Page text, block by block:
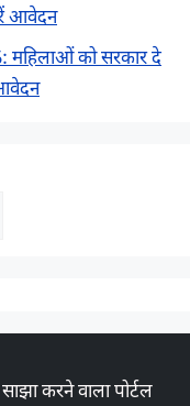
आवेदन
महिलाओं को सरकार दे
करने वाला पोर्टल